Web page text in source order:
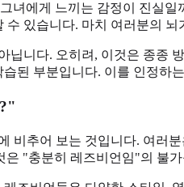
녀에게 느끼는 감정이 진실
있습니다. 마치 여러분의
닙니다. 오히려, 이것은 종종
된 부분입니다. 이를 인정
비추어 보는 것입니다. 여
"충분히 레즈비언임"의 불